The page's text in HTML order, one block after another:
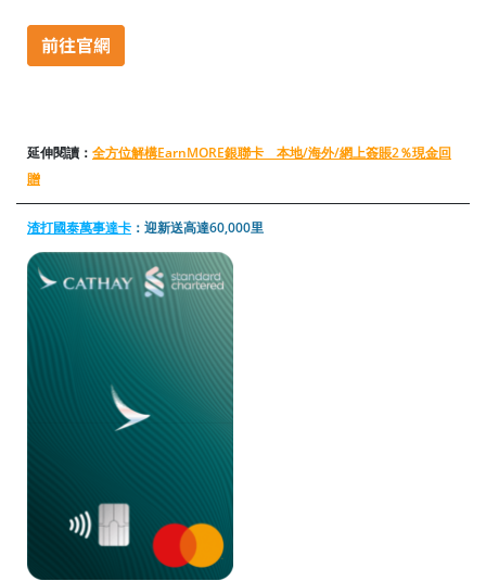
延伸閱讀： 全方位解構EarnMORE銀聯卡 本地/海外/網上簽賬2％現金回
贈
渣打國泰萬事達卡 ：迎新送高達60,000里